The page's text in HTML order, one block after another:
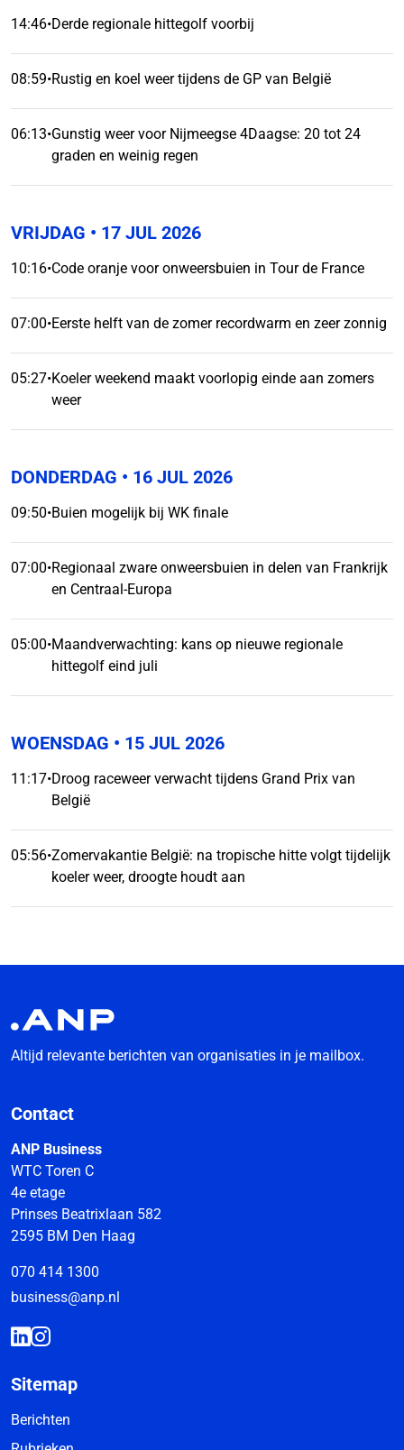
14:46•Derde regionale hittegolf voorbij
08:59•Rustig en koel weer tijdens de GP van België
06:13•Gunstig weer voor Nijmeegse 4Daagse: 20 tot 24
graden en weinig regen
VRIJDAG • 17 JUL 2026
10:16•Code oranje voor onweersbuien in Tour de France
07:00•Eerste helft van de zomer recordwarm en zeer zonnig
05:27•Koeler weekend maakt voorlopig einde aan zomers
weer
DONDERDAG • 16 JUL 2026
09:50•Buien mogelijk bij WK finale
07:00•Regionaal zware onweersbuien in delen van Frankrijk
en Centraal-Europa
05:00•Maandverwachting: kans op nieuwe regionale
hittegolf eind juli
WOENSDAG • 15 JUL 2026
11:17•Droog raceweer verwacht tijdens Grand Prix van
België
05:56•Zomervakantie België: na tropische hitte volgt tijdelijk
koeler weer, droogte houdt aan
Altijd relevante berichten van organisaties in je mailbox.
Contact
ANP Business
WTC Toren C
4e etage
Prinses Beatrixlaan 582
2595 BM Den Haag
070 414 1300
business@anp.nl
Sitemap
Berichten